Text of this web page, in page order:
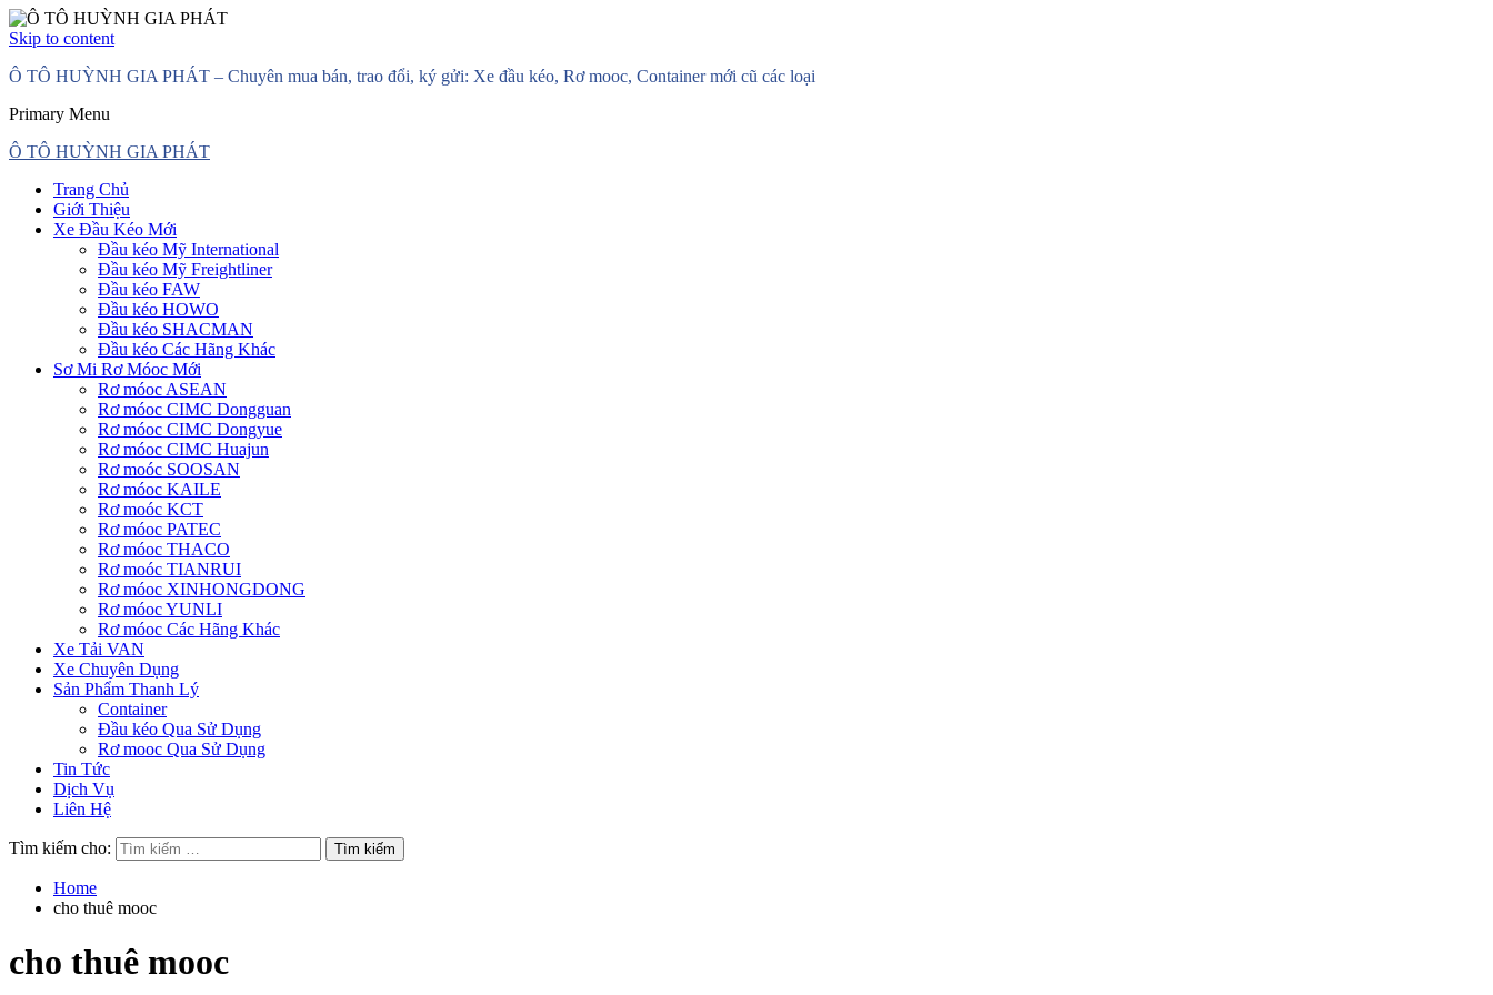
Skip to content
Ô TÔ HUỲNH GIA PHÁT – Chuyên mua bán, trao đổi, ký gửi: Xe đầu kéo, Rơ mooc, Container mới cũ các loại
Primary Menu
Ô TÔ HUỲNH GIA PHÁT
Trang Chủ
Giới Thiệu
Xe Đầu Kéo Mới
Đầu kéo Mỹ International
Đầu kéo Mỹ Freightliner
Đầu kéo FAW
Đầu kéo HOWO
Đầu kéo SHACMAN
Đầu kéo Các Hãng Khác
Sơ Mi Rơ Móoc Mới
Rơ móoc ASEAN
Rơ móoc CIMC Dongguan
Rơ móoc CIMC Dongyue
Rơ móoc CIMC Huajun
Rơ moóc SOOSAN
Rơ móoc KAILE
Rơ moóc KCT
Rơ móoc PATEC
Rơ móoc THACO
Rơ moóc TIANRUI
Rơ móoc XINHONGDONG
Rơ móoc YUNLI
Rơ móoc Các Hãng Khác
Xe Tải VAN
Xe Chuyên Dụng
Sản Phẩm Thanh Lý
Container
Đầu kéo Qua Sử Dụng
Rơ mooc Qua Sử Dụng
Tin Tức
Dịch Vụ
Liên Hệ
Tìm kiếm cho:
Home
cho thuê mooc
cho thuê mooc